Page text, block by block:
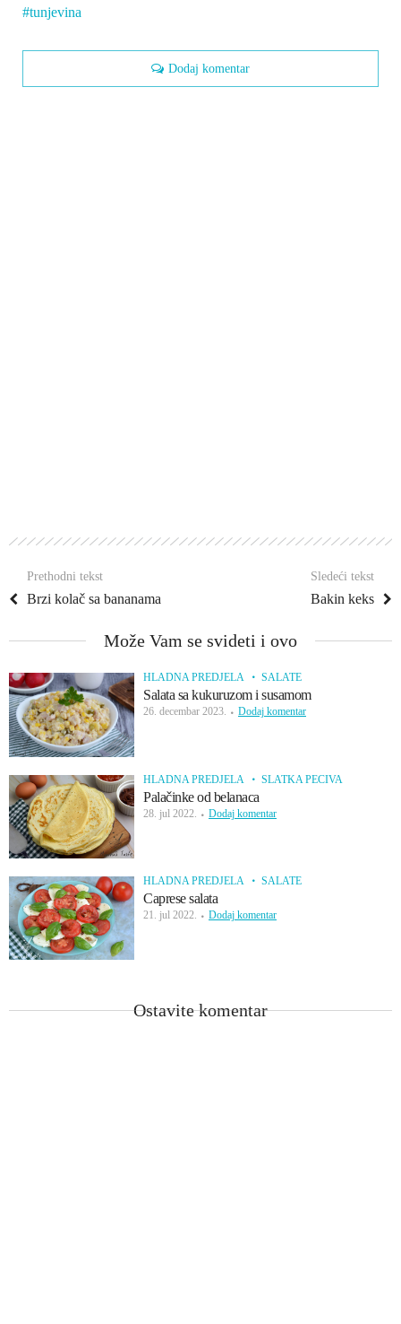
tunjevina
Dodaj komentar
Prethodni tekst
Brzi kolač sa bananama
Sledeći tekst
Bakin keks
Može Vam se svideti i ovo
HLADNA PREDJELA SALATE
Salata sa kukuruzom i susamom
26. decembar 2023. Dodaj komentar
HLADNA PREDJELA SLATKA PECIVA
Palačinke od belanaca
28. jul 2022. Dodaj komentar
HLADNA PREDJELA SALATE
Caprese salata
21. jul 2022. Dodaj komentar
Ostavite komentar